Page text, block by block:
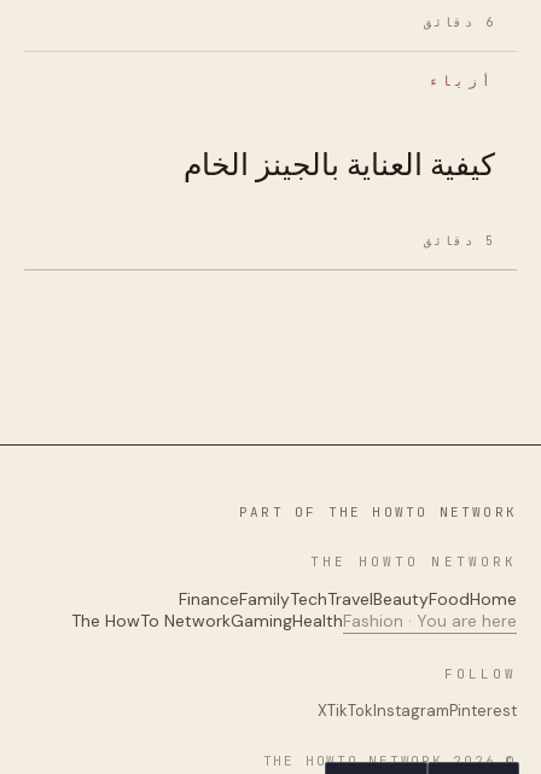
6 دقائق
أزياء
كيفية العناية بالجينز الخام
5 دقائق
PART OF THE HOWTO NETWORK
THE HOWTO NETWORK
Home
Food
Beauty
Travel
Tech
Family
Finance
Fashion · You are here
Health
Gaming
The HowTo Network
FOLLOW
Pinterest
Instagram
TikTok
X
© 2026 THE HOWTO NETWORK